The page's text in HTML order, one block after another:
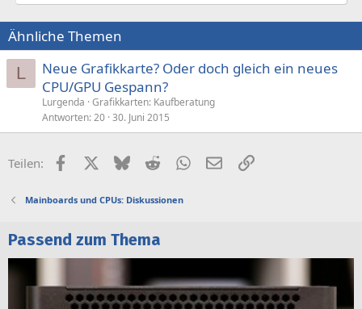
Ähnliche Themen
L
Neue Grafikkarte? Oder doch gleich ein neues
CPU/GPU Gespann?
Lurgenda Grafikkarten: Kaufberatung
Antworten 20 30. Juni 2015
Teilen: FacebookX (Twitter)
BlueskyRedditWhatsApp
E-MailLink
Mainboards und CPUs: Diskussionen
Passend zum Thema